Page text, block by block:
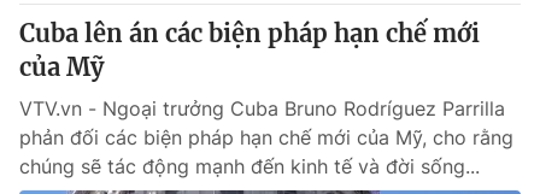
Chuyên mục
Chính trị
Xã hội
Cuba lên án các biện pháp hạn chế mới
của Mỹ
VTV.vn - Ngoại trưởng Cuba Bruno Rodríguez Parrilla
phản đối các biện pháp hạn chế mới của Mỹ, cho rằng
chúng sẽ tác động mạnh đến kinh tế và đời sống...